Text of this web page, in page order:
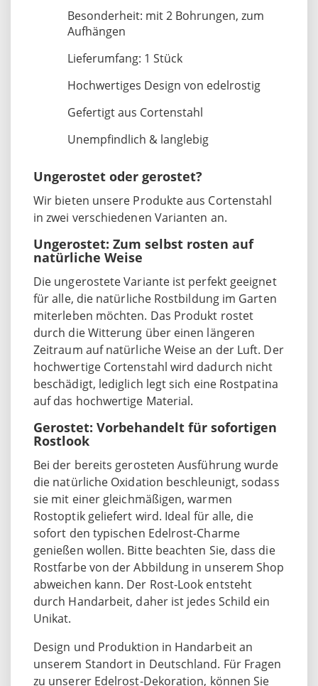
Besonderheit: mit 2 Bohrungen, zum
Aufhängen
Lieferumfang: 1 Stück
Hochwertiges Design von edelrostig
Gefertigt aus Cortenstahl
Unempfindlich & langlebig
Ungerostet oder gerostet?
Wir bieten unsere Produkte aus Cortenstahl
in zwei verschiedenen Varianten an.
Ungerostet: Zum selbst rosten auf
natürliche Weise
Die ungerostete Variante ist perfekt geeignet
für alle, die natürliche Rostbildung im Garten
miterleben möchten. Das Produkt rostet
durch die Witterung über einen längeren
Zeitraum auf natürliche Weise an der Luft. Der
hochwertige Cortenstahl wird dadurch nicht
beschädigt, lediglich legt sich eine Rostpatina
auf das hochwertige Material.
Gerostet: Vorbehandelt für sofortigen
Rostlook
Bei der bereits gerosteten Ausführung wurde
die natürliche Oxidation beschleunigt, sodass
sie mit einer gleichmäßigen, warmen
Rostoptik geliefert wird. Ideal für alle, die
sofort den typischen Edelrost-Charme
genießen wollen. Bitte beachten Sie, dass die
Rostfarbe von der Abbildung in unserem Shop
abweichen kann. Der Rost-Look entsteht
durch Handarbeit, daher ist jedes Schild ein
Unikat.
Design und Produktion in Handarbeit an
unserem Standort in Deutschland. Für Fragen
zu unserer Edelrost-Dekoration, können Sie